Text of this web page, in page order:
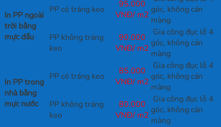
In PP ngoài
trời bằng
mực dầu
PP có tráng keo
95.000
VNĐ/ m2 góc, không cán
màng
PP không tráng
keo
90.000
VNĐ/ m2
Gia công đục lỗ 4
góc, không cán
màng
In PP trong
nhà bằng
mực nước
PP có tráng keo
85.000
VNĐ/ m2
Gia công đục lỗ 4
góc, không cán
màng
PP không tráng
keo
80.000
VNĐ/ m2
Gia công đục lỗ 4
góc, không cán
màng